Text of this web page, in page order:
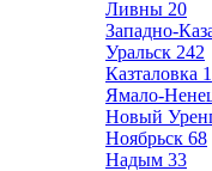
Ливны 20
Западно-
Уральск 242
Казталовка 1
Ямало-
Новый
Ноябрьск 68
Надым 33